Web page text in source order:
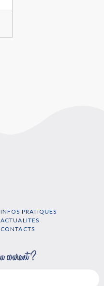
INFOS PRATIQUES
ACTUALITES
CONTACTS